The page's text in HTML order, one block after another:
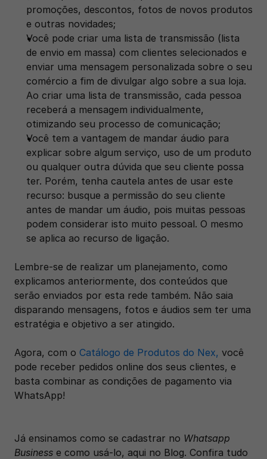
promoções, descontos, fotos de novos produtos
e outras novidades;
Você pode criar uma lista de transmissão (lista
de envio em massa) com clientes selecionados e
enviar uma mensagem personalizada sobre o seu
comércio a fim de divulgar algo sobre a sua loja.
Ao criar uma lista de transmissão, cada pessoa
receberá a mensagem individualmente,
otimizando seu processo de comunicação;
Você tem a vantagem de mandar áudio para
explicar sobre algum serviço, uso de um produto
ou qualquer outra dúvida que seu cliente possa
ter. Porém, tenha cautela antes de usar este
recurso: busque a permissão do seu cliente
antes de mandar um áudio, pois muitas pessoas
podem considerar isto muito pessoal. O mesmo
se aplica ao recurso de ligação.
Lembre-se de realizar um planejamento, como
explicamos anteriormente, dos conteúdos que
serão enviados por esta rede também. Não saia
disparando mensagens, fotos e áudios sem ter uma
estratégia e objetivo a ser atingido.
Agora, com o Catálogo de Produtos do Nex, você
pode receber pedidos online dos seus clientes, e
basta combinar as condições de pagamento via
WhatsApp!
Já ensinamos como se cadastrar no Whatsapp
Business e como usá-lo, aqui no Blog. Confira tudo